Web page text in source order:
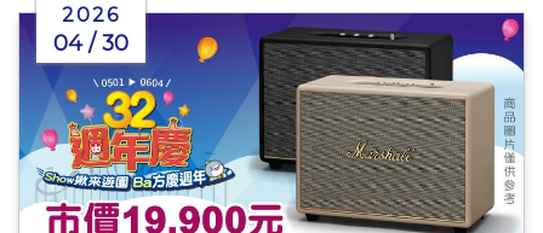
2026
04 / 30